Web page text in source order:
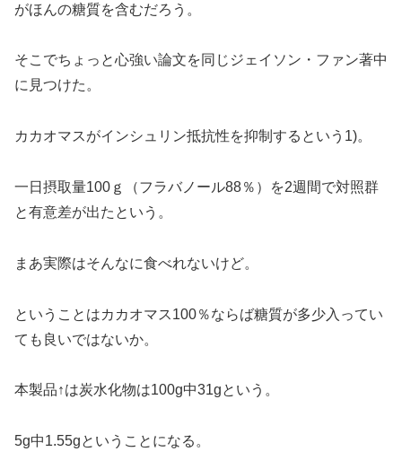
がほんの糖質を含むだろう。
そこでちょっと心強い論文を同じジェイソン・ファン著中
に見つけた。
カカオマスがインシュリン抵抗性を抑制するという1)。
一日摂取量100ｇ（フラバノール88％）を2週間で対照群
と有意差が出たという。
まあ実際はそんなに食べれないけど。
ということはカカオマス100％ならば糖質が多少入ってい
ても良いではないか。
本製品↑は炭水化物は100g中31gという。
5g中1.55gということになる。